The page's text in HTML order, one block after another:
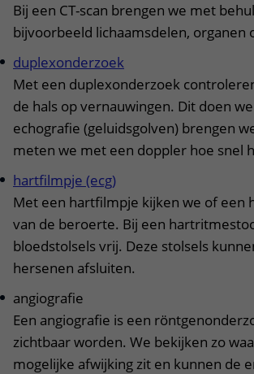
Bij een CT-scan brengen we met
bijvoorbeeld lichaamsdelen, organen
duplexonderzoek
Met een duplexonderzoek
de hals op vernauwingen. Dit doen
echografie (geluidsgolven) brengen
meten we met een doppler hoe snel
hartfilmpje (ecg)
Met een hartfilmpje kijken we of een
van de beroerte. Bij een
bloedstolsels vrij. Deze stolsels
hersenen afsluiten.
angiografie
Een angiografie is een
zichtbaar worden. We bekijken zo
mogelijke afwijking zit en kunnen de